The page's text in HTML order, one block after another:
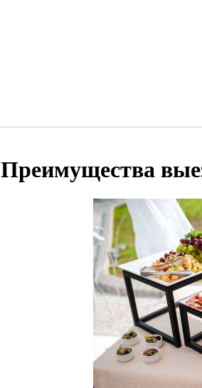
Преимущества